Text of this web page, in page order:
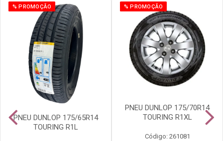
% PROMOÇÃO
PNEU DUNLOP 175/65R14
TOURING R1L
% PROMOÇÃO
PNEU DUNLOP 175/70R14
TOURING R1XL
Código: 261081